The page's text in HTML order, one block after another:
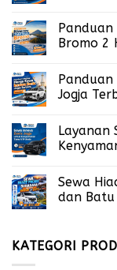
Bromo 2
Panduan
Jogja
Layanan
Sewa
dan Batu
KATEGORI